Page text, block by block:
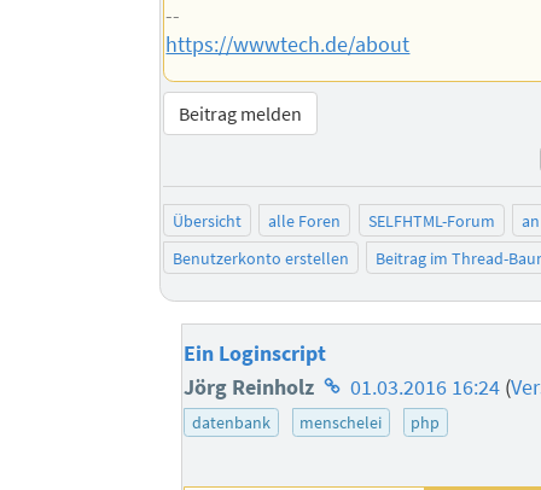
--
https://wwwtech.de/about
Beitrag melden
Übersicht alle Foren SELFHTML-Forum
Benutzerkonto erstellen
Beitrag im Thread-
Ein Loginscript
Jörg Reinholz Homepage
des
01.03.2016 16:24 (
datenbank menschelei php